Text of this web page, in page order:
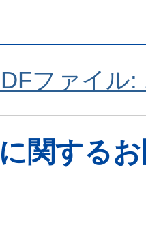
ファイル:
関する